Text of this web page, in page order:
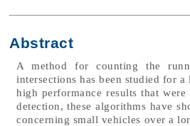
Abstract
A method for counting the
intersections has been studied for
high performance results that
detection, these algorithms have
concerning small vehicles over a